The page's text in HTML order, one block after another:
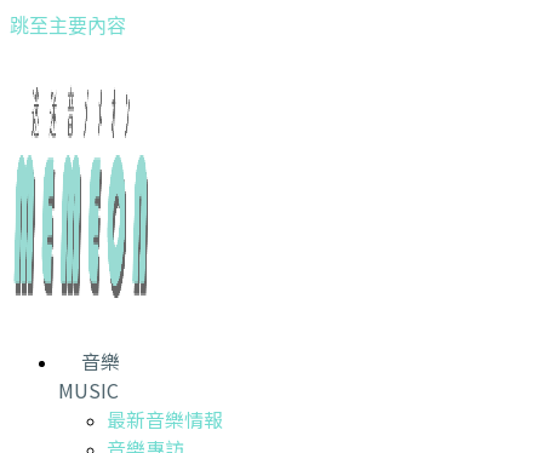
跳至主要內容
音樂
MUSIC
最新音樂情報